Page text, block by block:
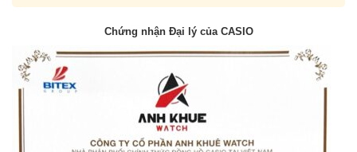
Chứng nhận Đại lý của CASIO